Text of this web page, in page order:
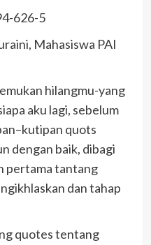
626-5
Mahasiswa PAI
hilangmu-yang
aku lagi, sebelum
quots
dengan baik, dibagi
pertama tantang
dan tahap
quotes tentang